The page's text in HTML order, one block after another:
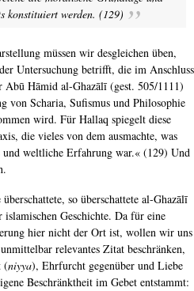
konstituiert werden. (129)
müssen wir desgleichen üben,
Untersuchung betrifft, die im Anschluss
Abū Hāmid al-Ghazālī (gest. 505/1111)
von Scharia, Sufismus und Philosophie
wird. Für Hallaq spiegelt diese
die vieles von dem ausmachte, was
weltliche Erfahrung war.« (129) Und
so überschattete al-Ghazālī
Geschichte. Da für eine
hier nicht der Ort ist, wollen wir uns
relevantes Zitat beschränken,
(niyya), Ehrfurcht gegenüber und Liebe
Beschränktheit im Gebet entstammt: